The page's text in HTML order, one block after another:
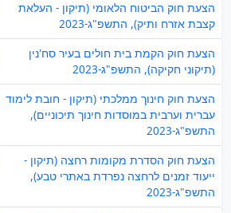
הצעת חוק הביטוח הלאומי (תיקון - העלאת
קצבת אזרח ותיק), התשפ"ג-2023
הצעת חוק הקמת בית חולים בעיר סח'נין
(תיקוני חקיקה), התשפ"ג-2023
הצעת חוק חינוך ממלכתי (תיקון - חובת לימוד
עברית וערבית במוסדות חינוך תיכוניים),
התשפ"ג-2023
הצעת חוק הסדרת מקומות רחצה (תיקון -
ייעוד זמנים לרחצה נפרדת באתרי טבע),
התשפ"ג-2023